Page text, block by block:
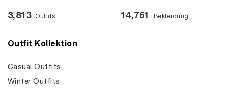
3,813 Outfits 14,761 Bekleidung
Outfit Kollektion
Casual Outfits
Winter Outfits